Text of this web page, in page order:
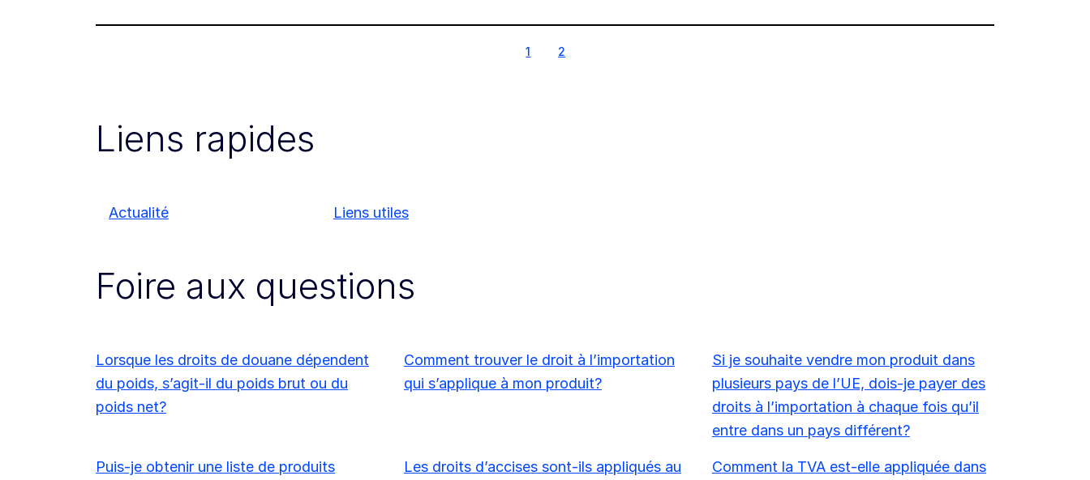
1
1 2
2
Liens rapides
Actualité Liens utiles
Foire aux questions
Lorsque les droits de douane dépendent
du poids, s’agit-il du poids brut ou du
poids net?
Comment trouver le droit à l’importation
qui s’applique à mon produit?
Si je souhaite vendre mon produit dans
plusieurs pays de l’UE, dois-je payer des
droits à l’importation à chaque fois qu’il
entre dans un pays différent?
Puis-je obtenir une liste de produits
Les droits d’accises sont-ils appliqués au
Comment la TVA est-elle appliquée dans